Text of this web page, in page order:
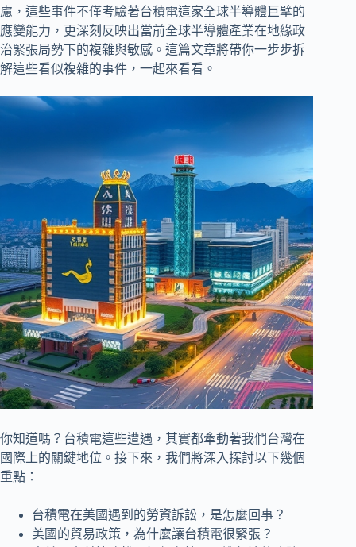
慮，這些事件不僅考驗著台積電這家全球半導體巨擘的
應變能力，更深刻反映出當前全球半導體產業在地緣政
治緊張局勢下的複雜與敏感。這篇文章將帶你一步步拆
解這些看似複雜的事件，一起來看看。
你知道嗎？台積電這些遭遇，其實都牽動著我們台灣在
國際上的關鍵地位。接下來，我們將深入探討以下幾個
重點：
台積電在美國遇到的勞資訴訟，是怎麼回事？
美國的貿易政策，為什麼讓台積電很緊張？